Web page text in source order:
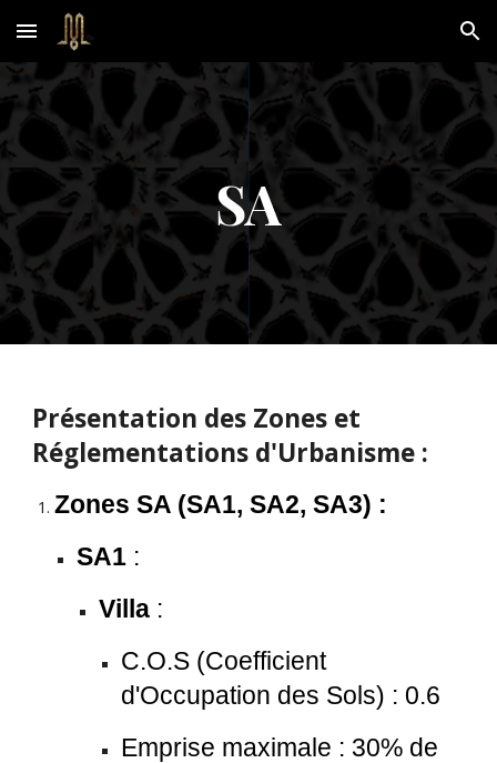
Skip to main content Skip to navigation
SA
Présentation des Zones et
Réglementations d'Urbanisme :
Zones SA (SA1, SA2, SA3) :
SA1 :
Villa :
C.O.S (Coefficient
d'Occupation des Sols) : 0.6
Emprise maximale : 30% de